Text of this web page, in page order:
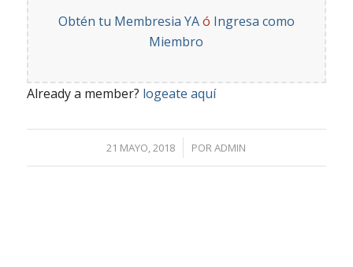
Obtén tu Membresia YAó Ingresa como
Miembro
Already a member? logeate aquí
21 MAYO, 2018
/ PORADMIN